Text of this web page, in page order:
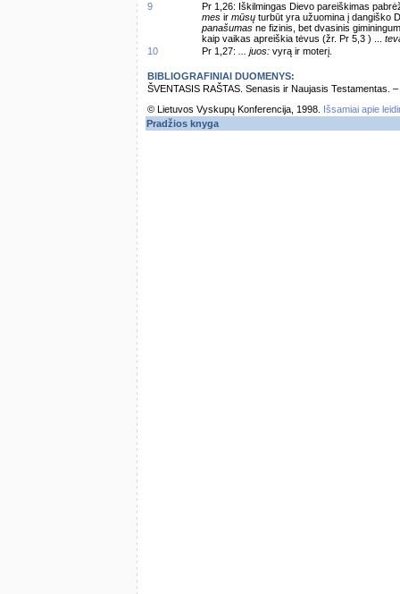
9
Pr 1,26: Iškilmingas Dievo pareiškimas
mes ir mūsų turbūt yra užuomina į dangiško
panašumas ne fizinis, bet dvasinis
kaip vaikas apreiškia tėvus (žr. Pr 5,3 ) ...
10
Pr 1,27: ... juos: vyrą ir moterį.
BIBLIOGRAFINIAI DUOMENYS:
ŠVENTASIS RAŠTAS. Senasis ir Naujasis Testamentas.
© Lietuvos Vyskupų Konferencija, 1998.
Išsamiai apie
Pradžios knyga